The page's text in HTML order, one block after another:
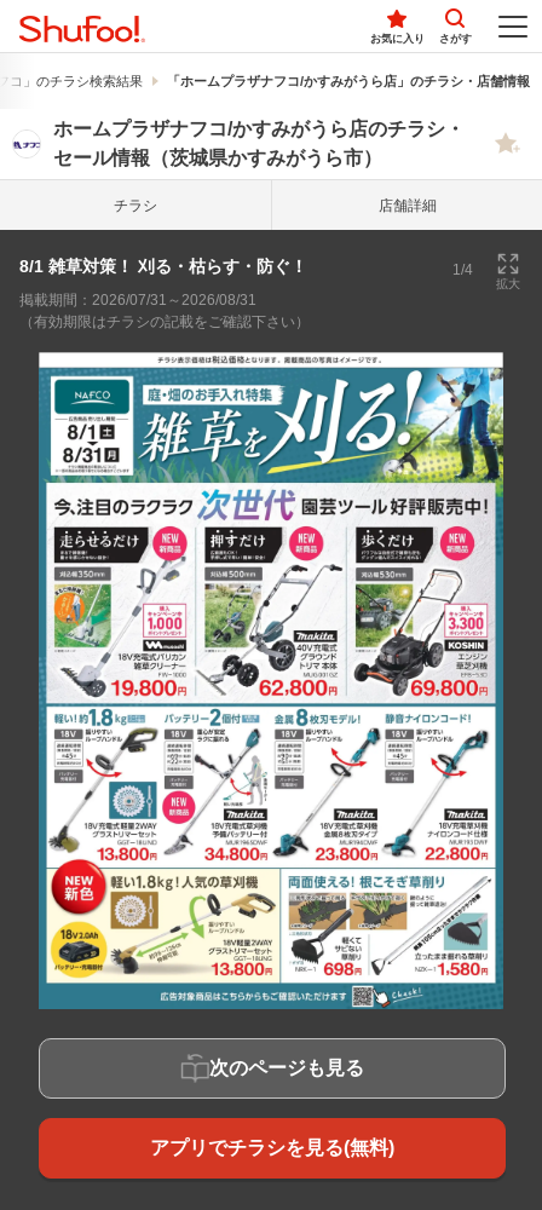
お気に入り さがす
コ」のチラシ検索結果 「ホームプラザナフコ/かすみがうら店」のチラシ・店舗情報
ホームプラザナフコ/かすみがうら店のチラシ・
セール情報（茨城県かすみがうら市）
チラシ 店舗詳細
8/1 雑草対策！ 刈る・枯らす・防ぐ！ 1/4
拡大
掲載期間：2026/07/31～2026/08/31
（有効期限はチラシの記載をご確認下さい）
次のページも見る
アプリでチラシを見る(無料)